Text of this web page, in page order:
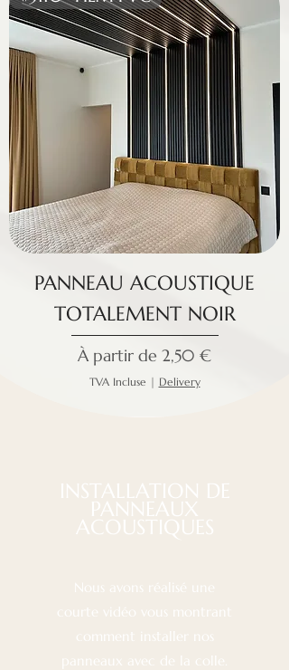
PANNEAU ACOUSTIQUE
TOTALEMENT NOIR
À partir de 2,50 €
Prix promotionnel
TVA Incluse | Delivery
INSTALLATION DE
PANNEAUX
ACOUSTIQUES
Nous avons réalisé une
courte vidéo vous montrant
comment installer nos
panneaux avec de la colle.